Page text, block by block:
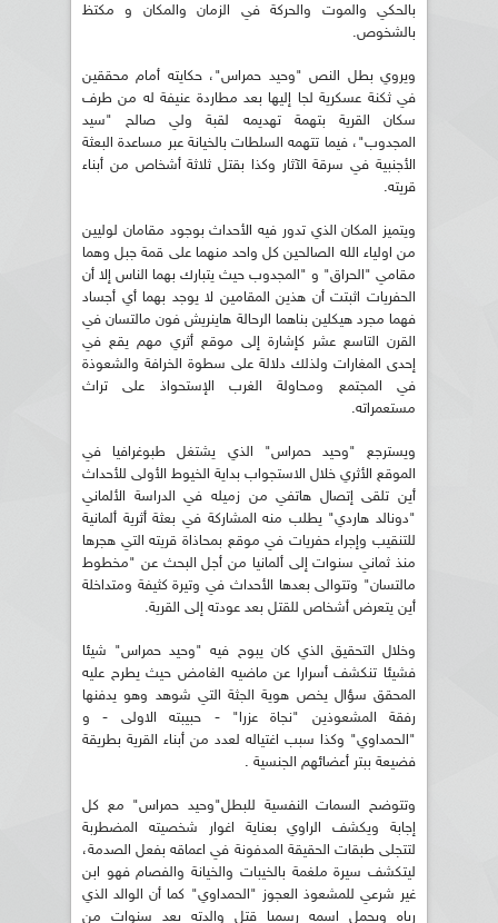
بالحكي والموت والحركة في الزمان والمكان و مكتظ
بالشخوص.
ويروي بطل النص "وحيد حمراس"، حكايته أمام محققين
في ثكنة عسكرية لجا إليها بعد مطاردة عنيفة له من طرف
سكان القرية بتهمة تهديمه لقبة ولي صالح "سيد
المجدوب"، فيما تتهمه السلطات بالخيانة عبر مساعدة البعثة
الأجنبية في سرقة الآثار وكذا بقتل ثلاثة أشخاص من أبناء
قريته.
ويتميز المكان الذي تدور فيه الأحداث بوجود مقامان لوليين
من اولياء الله الصالحين كل واحد منهما على قمة جبل وهما
مقامي "الحراق" و "المجدوب حيث يتبارك بهما الناس إلا أن
الحفريات اثبتت أن هذين المقامين لا يوجد بهما أي أجساد
فهما مجرد هيكلين بناهما الرحالة هاينريش فون مالتسان في
القرن التاسع عشر كإشارة إلى موقع أثري مهم يقع في
إحدى المغارات ولذلك دلالة على سطوة الخرافة والشعوذة
في المجتمع ومحاولة الغرب الإستحواذ على تراث
مستعمراته.
ويسترجع "وحيد حمراس" الذي يشتغل طبوغرافيا في
الموقع الأثري خلال الاستجواب بداية الخيوط الأولى للأحداث
أين تلقى إتصال هاتفي من زميله في الدراسة الألماني
"دونالد هاردي" يطلب منه المشاركة في بعثة أثرية ألمانية
للتنقيب وإجراء حفريات في موقع بمحاذاة قريته التي هجرها
منذ ثماني سنوات إلى ألمانيا من أجل البحث عن "مخطوط
مالتسان" وتتوالى بعدها الأحداث في وتيرة كثيفة ومتداخلة
أين يتعرض أشخاص للقتل بعد عودته إلى القرية.
وخلال التحقيق الذي كان يبوح فيه "وحيد حمراس" شيئا
فشيئا تنكشف أسرارا عن ماضيه الغامض حيث يطرح عليه
المحقق سؤال يخص هوية الجثة التي شوهد وهو يدفنها
رفقة المشعوذين "نجاة عزرا" - حبيبته الاولى - و
"الحمداوي" وكذا سبب اغتياله لعدد من أبناء القرية بطريقة
فضيعة ببتر أعضائهم الجنسية .
وتتوضح السمات النفسية للبطل"وحيد حمراس" مع كل
إجابة ويكشف الراوي بعناية اغوار شخصيته المضطربة
لتتجلى طبقات الحقيقة المدفونة في اعماقه بفعل الصدمة،
ليتكشف سيرة ملغمة بالخيبات والخيانة والفصام فهو ابن
غير شرعي للمشعوذ العجوز "الحمداوي" كما أن الوالد الذي
رباه ويحمل اسمه رسميا قتل والدته بعد سنوات من